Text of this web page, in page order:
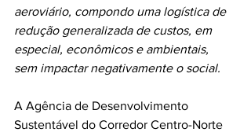
aeroviário, compondo uma logística de
redução generalizada de custos, em
especial, econômicos e ambientais,
sem impactar negativamente o social.
A Agência de Desenvolvimento
Sustentável do Corredor Centro-Norte